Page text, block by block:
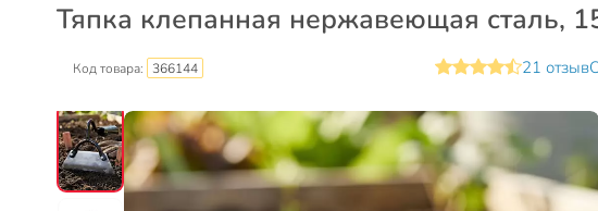
Тяпка клепанная нержавеющая сталь,
Код товара: 366144 21 отзыв